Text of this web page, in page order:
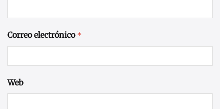
Correo electrónico *
Web